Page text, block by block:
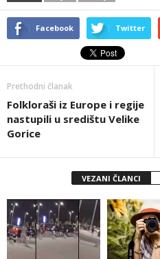
Facebook Twitter
Prethodni članak
Folkloraši iz Europe i regije
nastupili u središtu Velike
Gorice
VEZANI ČLANCI